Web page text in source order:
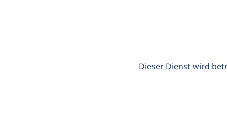
Dieser Dienst wird